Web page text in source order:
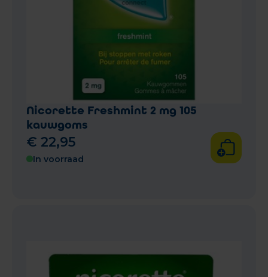
Nicorette Freshmint 2 mg 105
kauwgoms
€ 22,95
In voorraad